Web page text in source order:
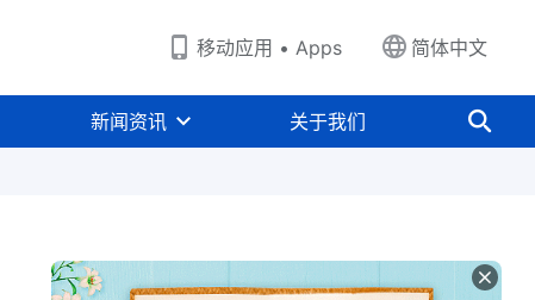
移动应用 • Apps 简体中文
新闻资讯 关于我们